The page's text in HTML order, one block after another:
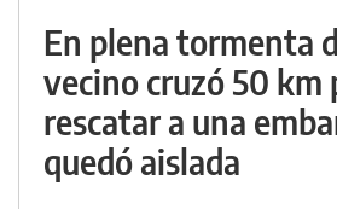
En plena tormenta
vecino cruzó 50 km
rescatar a una
quedó aislada